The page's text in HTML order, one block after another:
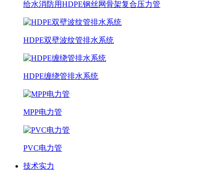
给水消防用HDPE钢丝网骨架复合压力管
HDPE双壁波纹管排水系统
HDPE缠绕管排水系统
MPP电力管
PVC电力管
技术实力